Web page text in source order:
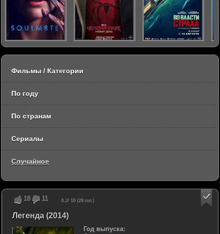
18 11 6.2/ 10 (29 гол.)
Легенда (2014)
Год выпуска:
Фильмы / Категории
По году
По странам
Сериалы
Случайное